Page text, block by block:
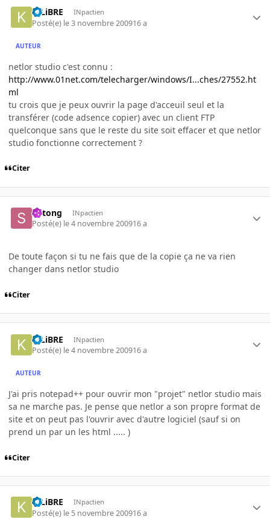
K-LiBRE INpactien
Posté(e) le 3 novembre 200916 a
AUTEUR
netlor studio c'est connu :
http://www.01net.com/telecharger/windows/I...ches/27552.ht
ml
tu crois que je peux ouvrir la page d'acceuil seul et la
transférer (code adsence copier) avec un client FTP
quelconque sans que le reste du site soit effacer et que netlor
studio fonctionne correctement ?
Citer
Shtong INpactien
Posté(e) le 4 novembre 200916 a
De toute façon si tu ne fais que de la copie ça ne va rien
changer dans netlor studio
Citer
K-LiBRE INpactien
Posté(e) le 4 novembre 200916 a
AUTEUR
J'ai pris notepad++ pour ouvrir mon "projet" netlor studio mais
sa ne marche pas. Je pense que netlor a son propre format de
site et on peut pas l'ouvrir avec d'autre logiciel (sauf si on
prend un par un les html ..... )
Citer
K-LiBRE INpactien
Posté(e) le 5 novembre 200916 a